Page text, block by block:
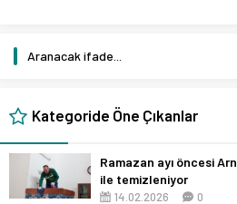
Kategoride Öne Çıkanlar
Ramazan ayı öncesi
ile temizleniyor
14.02.2026 0